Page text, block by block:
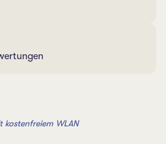
kostenfreiem WLAN